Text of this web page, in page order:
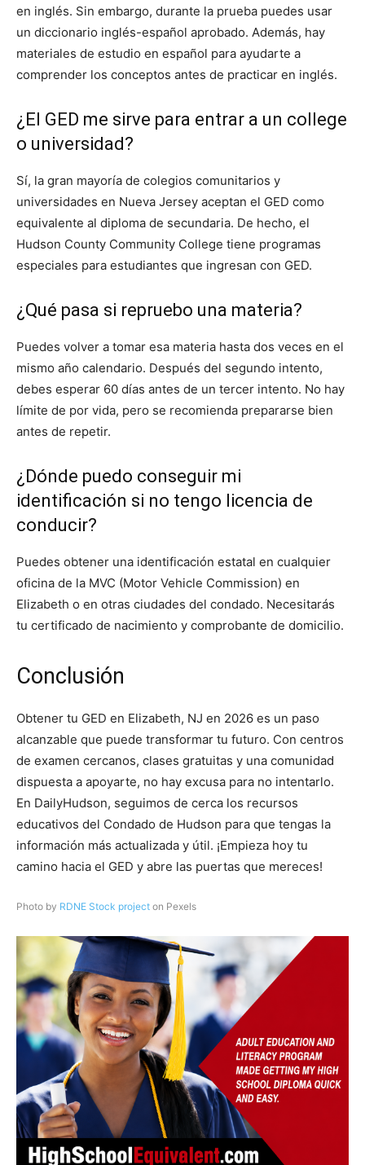
en inglés. Sin embargo, durante la prueba puedes usar
un diccionario inglés-español aprobado. Además, hay
materiales de estudio en español para ayudarte a
comprender los conceptos antes de practicar en inglés.
¿El GED me sirve para entrar a un college
o universidad?
Sí, la gran mayoría de colegios comunitarios y
universidades en Nueva Jersey aceptan el GED como
equivalente al diploma de secundaria. De hecho, el
Hudson County Community College tiene programas
especiales para estudiantes que ingresan con GED.
¿Qué pasa si repruebo una materia?
Puedes volver a tomar esa materia hasta dos veces en el
mismo año calendario. Después del segundo intento,
debes esperar 60 días antes de un tercer intento. No hay
límite de por vida, pero se recomienda prepararse bien
antes de repetir.
¿Dónde puedo conseguir mi
identificación si no tengo licencia de
conducir?
Puedes obtener una identificación estatal en cualquier
oficina de la MVC (Motor Vehicle Commission) en
Elizabeth o en otras ciudades del condado. Necesitarás
tu certificado de nacimiento y comprobante de domicilio.
Conclusión
Obtener tu GED en Elizabeth, NJ en 2026 es un paso
alcanzable que puede transformar tu futuro. Con centros
de examen cercanos, clases gratuitas y una comunidad
dispuesta a apoyarte, no hay excusa para no intentarlo.
En DailyHudson, seguimos de cerca los recursos
educativos del Condado de Hudson para que tengas la
información más actualizada y útil. ¡Empieza hoy tu
camino hacia el GED y abre las puertas que mereces!
Photo by RDNE Stock project on Pexels